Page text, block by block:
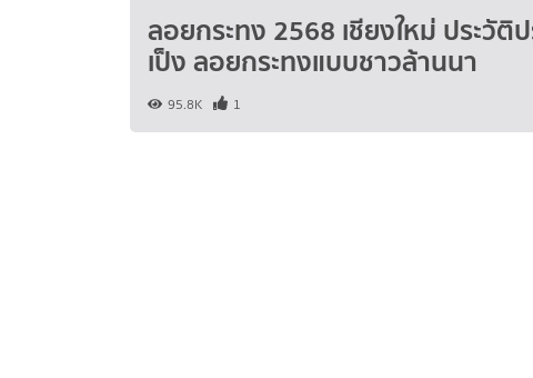
ลอยกระทง 2568 เชียงใหม่ ประวัติ
เป็ง ลอยกระทงแบบชาวล้านนา
95.8K 1